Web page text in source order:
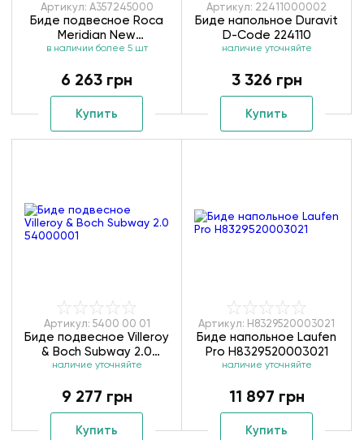
Артикул: A357245000
Биде подвесное Roca
Meridian New
A357245000
в наличии более 5 шт
6 263 грн
Купить
Артикул: 22411000002
Биде напольное Duravit
D-Code 224110
наличие уточняйте
3 326 грн
Купить
Артикул: 5400 00 01
Биде подвесное Villeroy
& Boch Subway 2.0
54000001
наличие уточняйте
9 277 грн
Купить
Артикул: H8329520003021
Биде напольное Laufen
Pro H8329520003021
наличие уточняйте
11 897 грн
Купить